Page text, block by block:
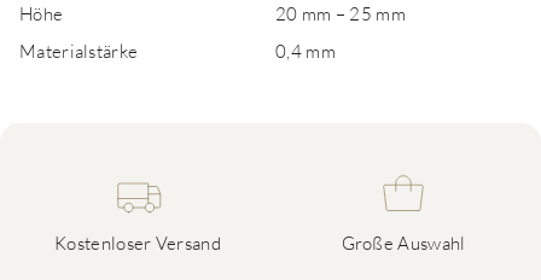
Höhe
20 mm – 25 mm
Materialstärke
0,4 mm
Kostenloser Versand Große Auswahl